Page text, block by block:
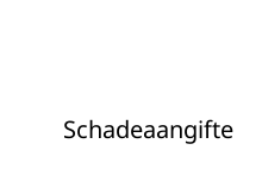
Schadeaangifte